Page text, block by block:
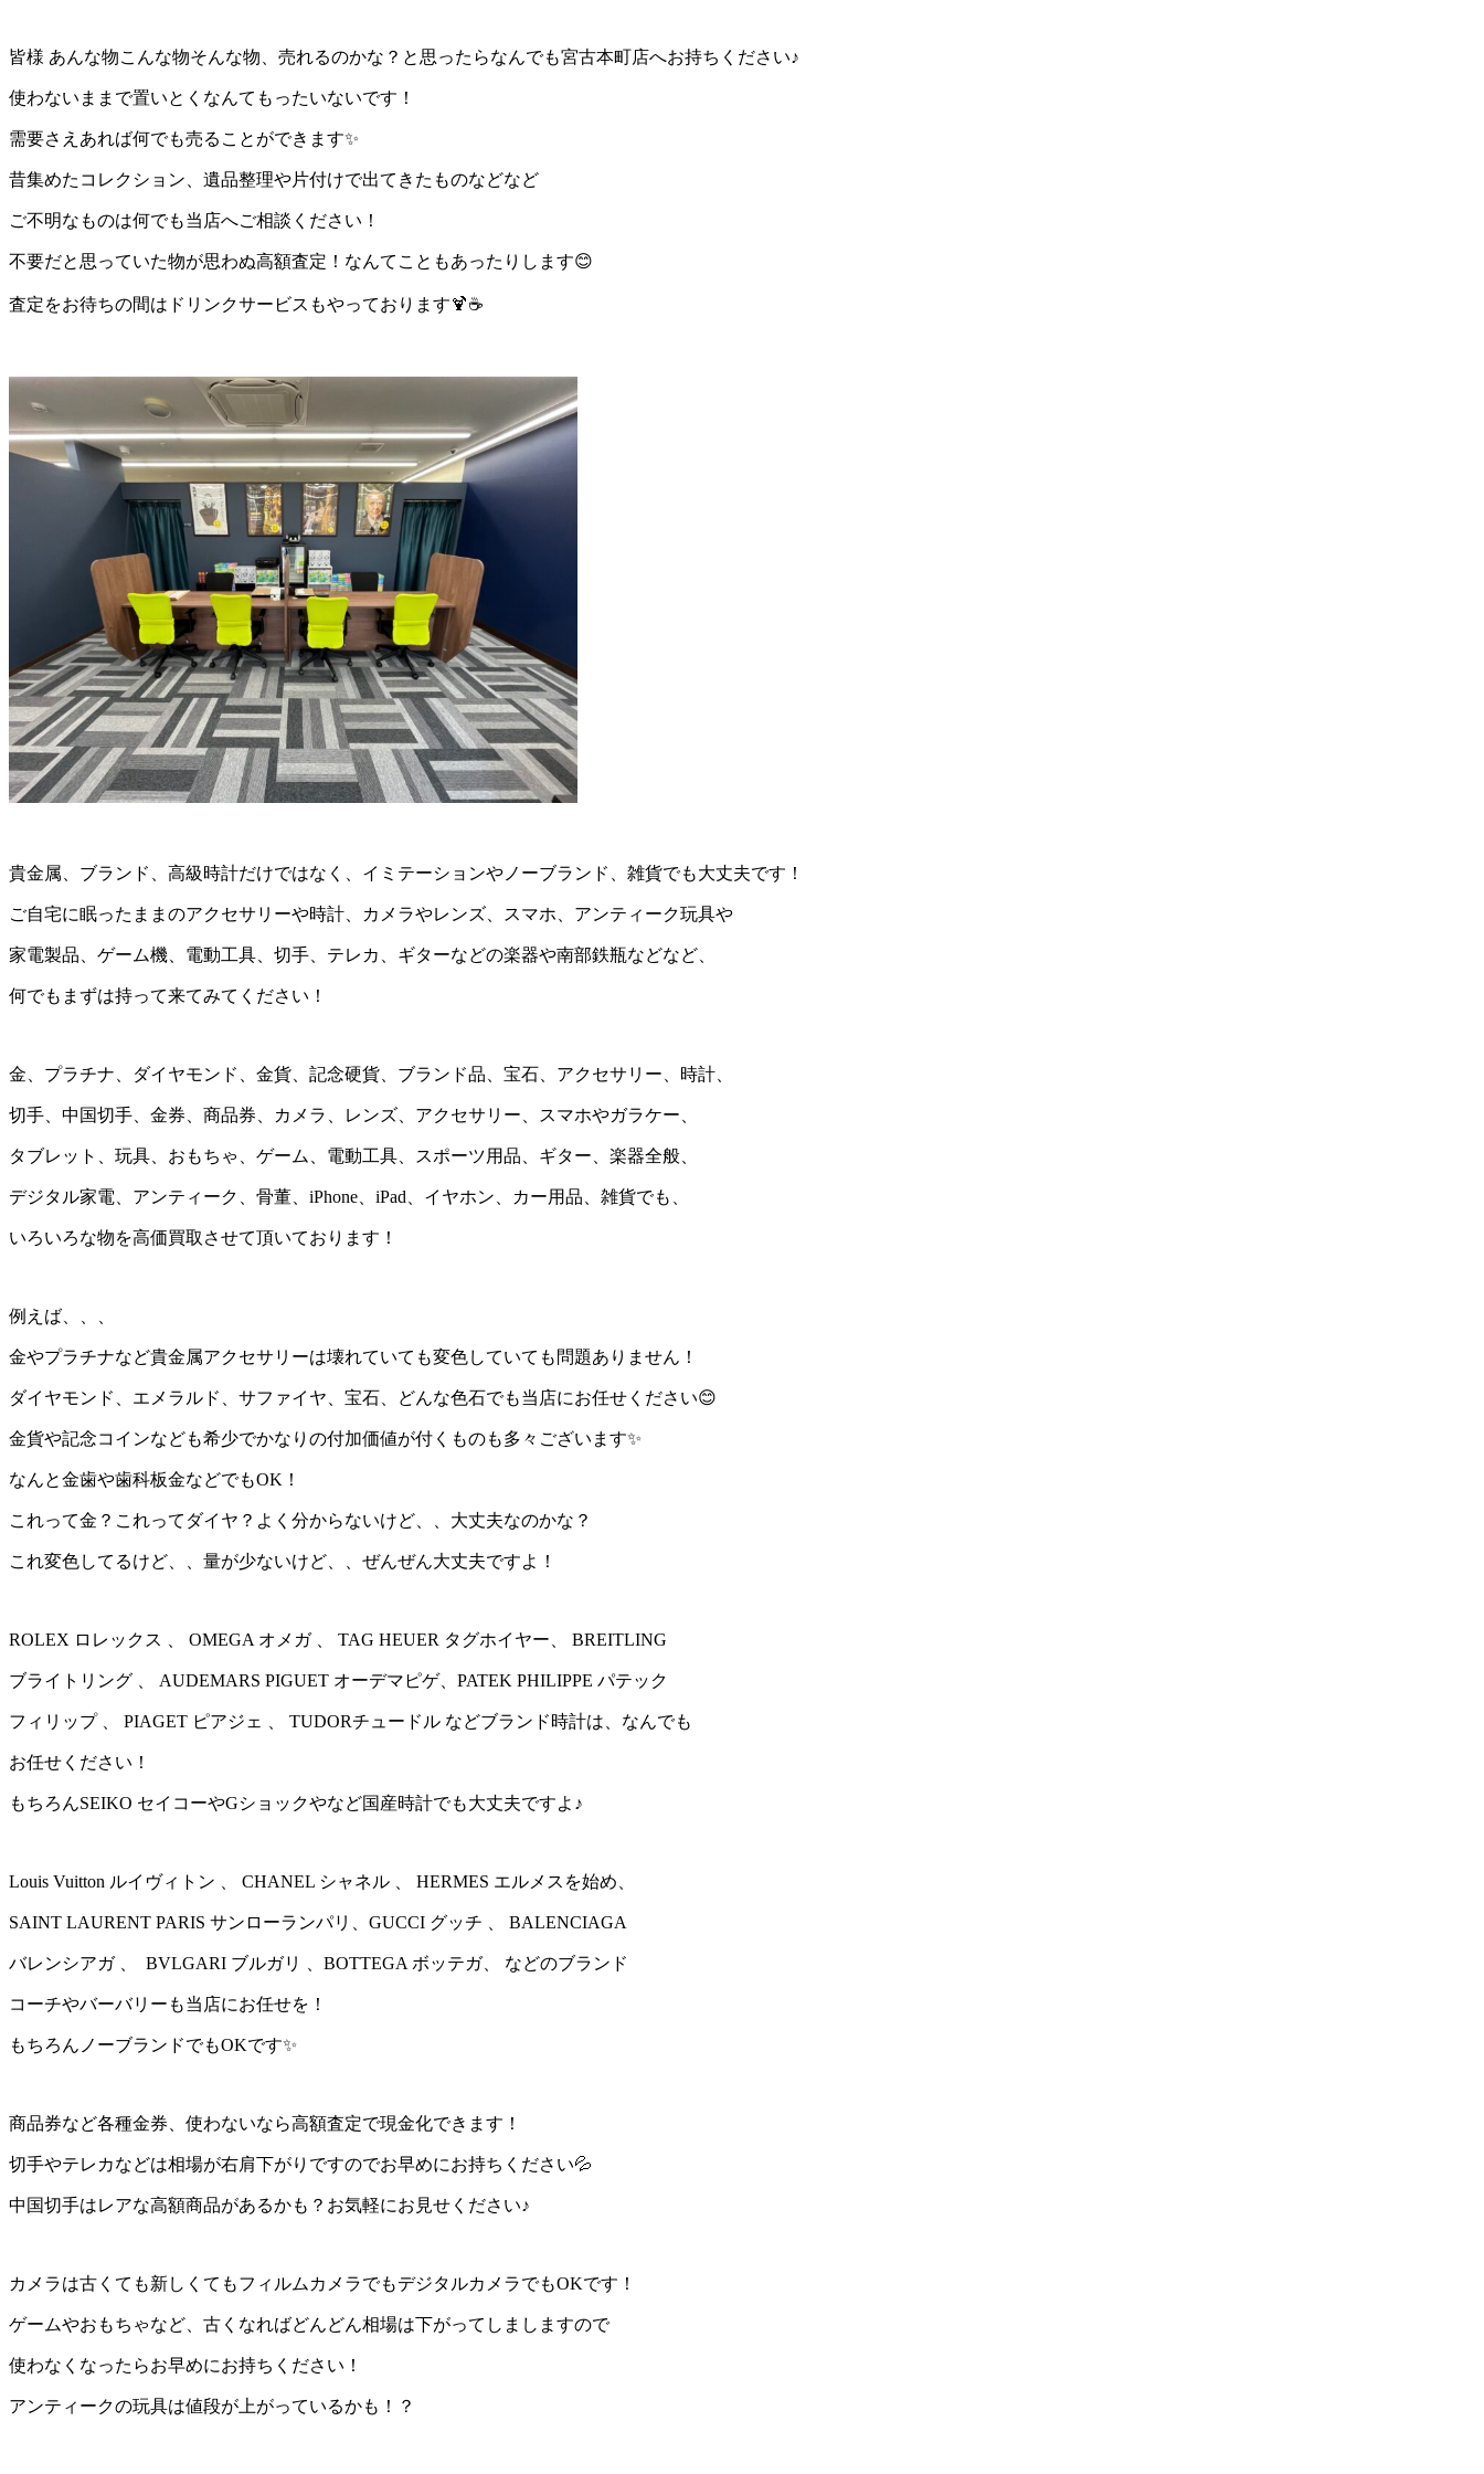
皆様 あんな物こんな物そんな物、売れるのかな？と思ったらなんでも宮古本町店へお持ちください♪
使わないままで置いとくなんてもったいないです！
需要さえあれば何でも売ることができます✨
昔集めたコレクション、遺品整理や片付けで出てきたものなどなど
ご不明なものは何でも当店へご相談ください！
不要だと思っていた物が思わぬ高額査定！なんてこともあったりします😊
査定をお待ちの間はドリンクサービスもやっております🍹☕
貴金属、ブランド、高級時計だけではなく、イミテーションやノーブランド、雑貨でも大丈夫です！
ご自宅に眠ったままのアクセサリーや時計、カメラやレンズ、スマホ、アンティーク玩具や
家電製品、ゲーム機、電動工具、切手、テレカ、ギターなどの楽器や南部鉄瓶などなど、
何でもまずは持って来てみてください！
金、プラチナ、ダイヤモンド、金貨、記念硬貨、ブランド品、宝石、アクセサリー、時計、
切手、中国切手、金券、商品券、カメラ、レンズ、アクセサリー、スマホやガラケー、
タブレット、玩具、おもちゃ、ゲーム、電動工具、スポーツ用品、ギター、楽器全般、
デジタル家電、アンティーク、骨董、iPhone、iPad、イヤホン、カー用品、雑貨でも、
いろいろな物を高価買取させて頂いております！
例えば、、、
金やプラチナなど貴金属アクセサリーは壊れていても変色していても問題ありません！
ダイヤモンド、エメラルド、サファイヤ、宝石、どんな色石でも当店にお任せください😊
金貨や記念コインなども希少でかなりの付加価値が付くものも多々ございます✨
なんと金歯や歯科板金などでもOK！
これって金？これってダイヤ？よく分からないけど、、大丈夫なのかな？
これ変色してるけど、、量が少ないけど、、ぜんぜん大丈夫ですよ！
ROLEX ロレックス 、 OMEGA オメガ 、 TAG HEUER タグホイヤー、 BREITLING
ブライトリング 、 AUDEMARS PIGUET オーデマピゲ、PATEK PHILIPPE パテック
フィリップ 、 PIAGET ピアジェ 、 TUDORチュードル などブランド時計は、なんでも
お任せください！
もちろんSEIKO セイコーやGショックやなど国産時計でも大丈夫ですよ♪
Louis Vuitton ルイヴィトン 、 CHANEL シャネル 、 HERMES エルメスを始め、
SAINT LAURENT PARIS サンローランパリ、GUCCI グッチ 、 BALENCIAGA
バレンシアガ 、 BVLGARI ブルガリ 、BOTTEGA ボッテガ、 などのブランド
コーチやバーバリーも当店にお任せを！
もちろんノーブランドでもOKです✨
商品券など各種金券、使わないなら高額査定で現金化できます！
切手やテレカなどは相場が右肩下がりですのでお早めにお持ちください💦
中国切手はレアな高額商品があるかも？お気軽にお見せください♪
カメラは古くても新しくてもフィルムカメラでもデジタルカメラでもOKです！
ゲームやおもちゃなど、古くなればどんどん相場は下がってしましますので
使わなくなったらお早めにお持ちください！
アンティークの玩具は値段が上がっているかも！？